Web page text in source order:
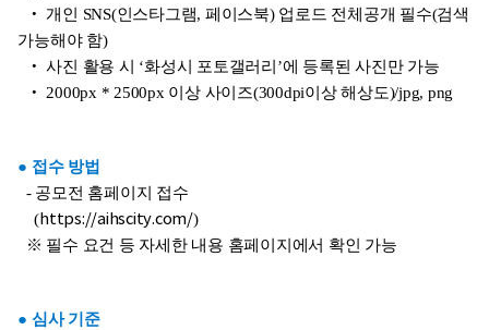
‧ 개인 SNS(인스타그램, 페이스북) 업로드 전체공개 필수(검색
가능해야 함)
‧ 사진 활용 시 ‘화성시 포토갤러리’에 등록된 사진만 가능
‧ 2000px * 2500px 이상 사이즈(300dpi이상 해상도)/jpg, png
● 접수 방법
- 공모전 홈페이지 접수
(https://aihscity.com/)
※ 필수 요건 등 자세한 내용 홈페이지에서 확인 가능
● 심사 기준